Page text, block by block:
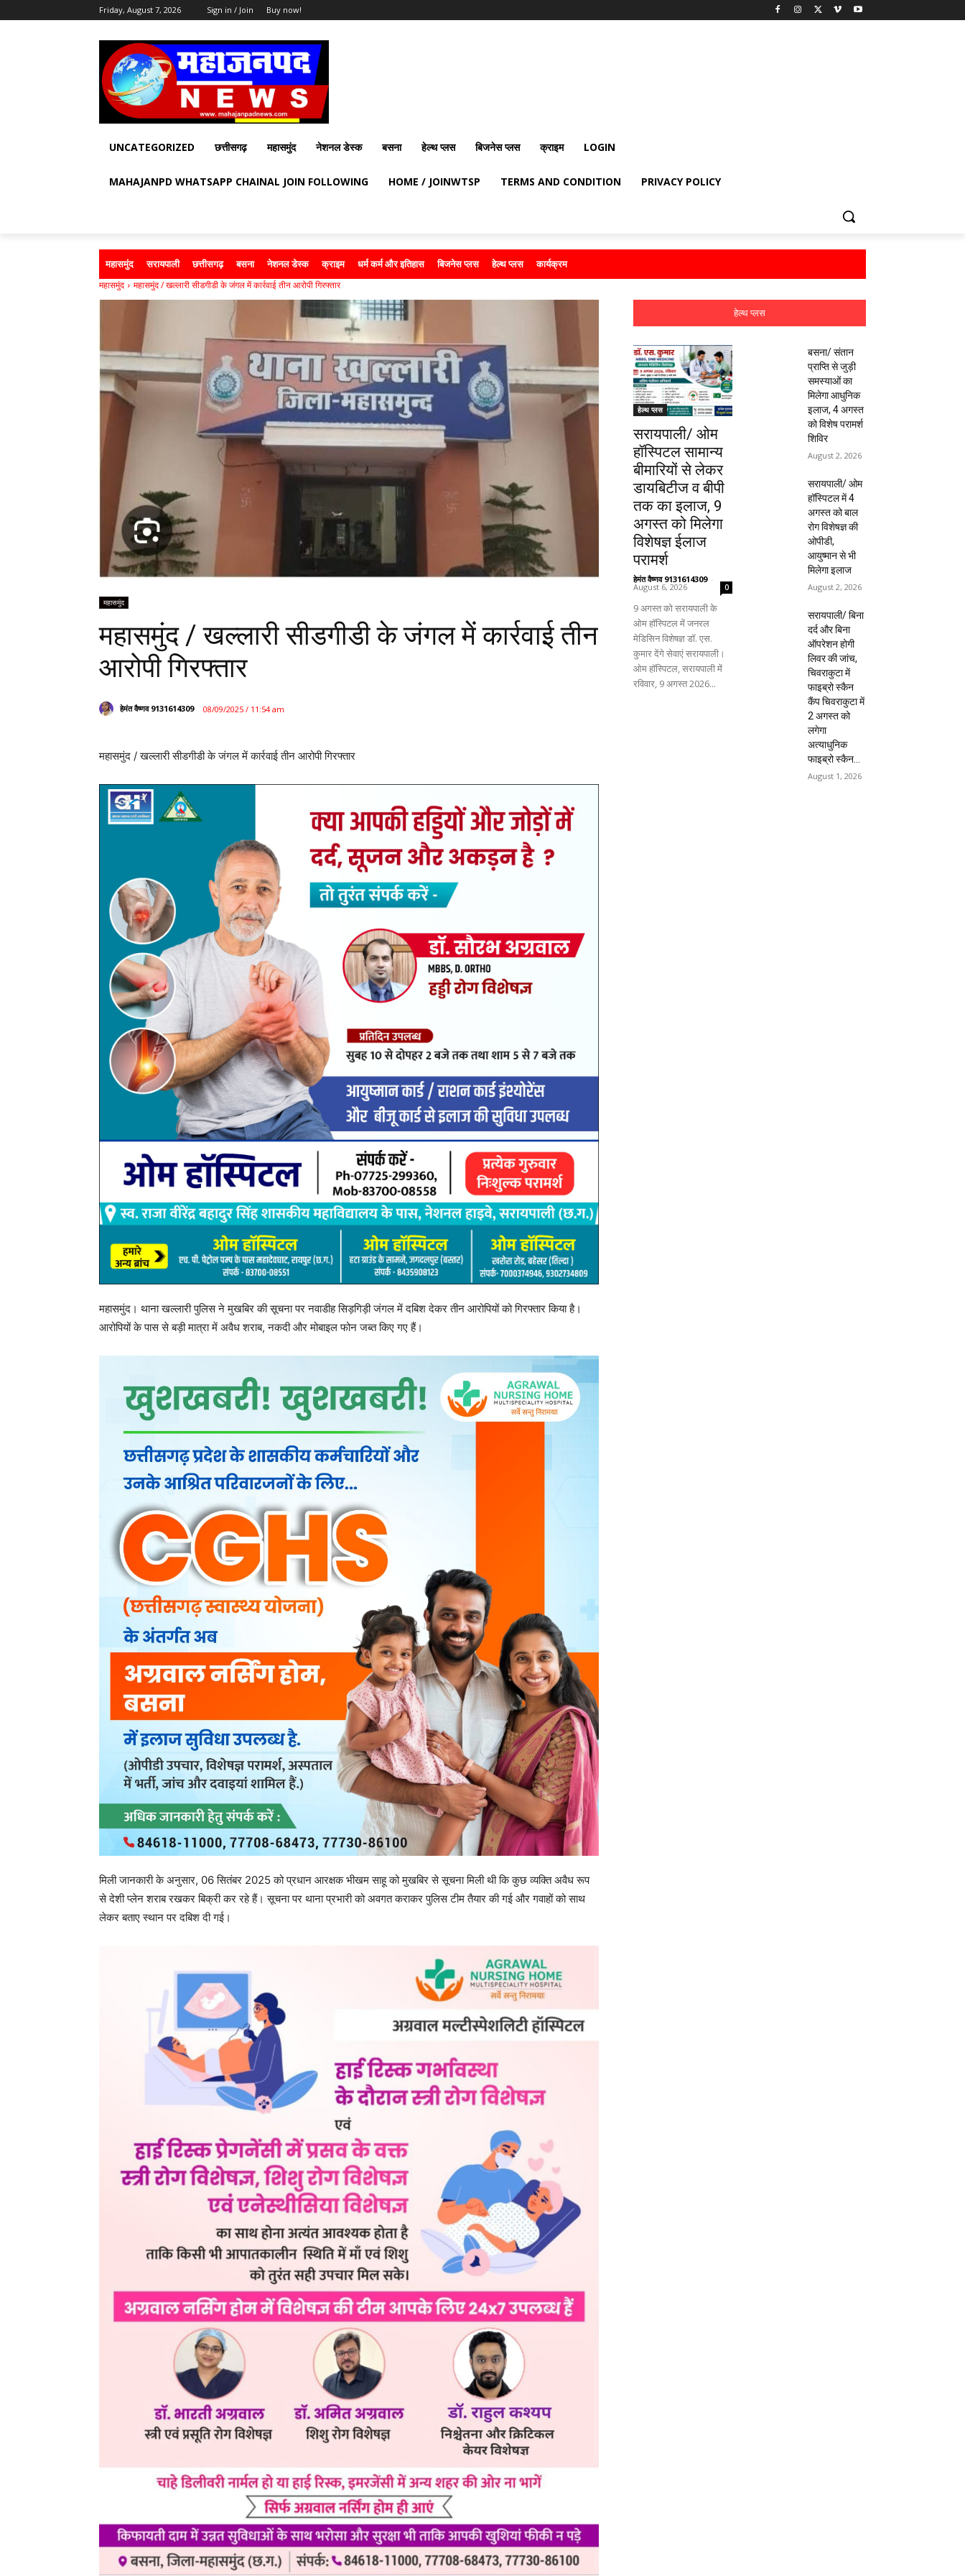
Friday, August 7, 2026 Sign in / Join Buy now!
UNCATEGORIZED छत्तीसगढ़ महासमुंद नेशनल डेस्क बसना हेल्थ प्लस बिजनेस प्लस क्राइम LOGIN
MAHAJANPD WHATSAPP CHAINAL JOIN FOLLOWING HOME / JOINWTSP TERMS AND CONDITION PRIVACY POLICY
महासमुंद सरायपाली छत्तीसगढ़ बसना नेशनल डेस्क क्राइम धर्म कर्म और इतिहास बिजनेस प्लस हेल्थ प्लस कार्यक्रम
महासमुंद महासमुंद / खल्लारी सीडगीडी के जंगल में कार्रवाई तीन आरोपी गिरफ्तार
महासमुंद
महासमुंद / खल्लारी सीडगीडी के जंगल में कार्रवाई तीन
आरोपी गिरफ्तार
हेमंत वैष्णव 9131614309 08/09/2025 / 11:54 am
महासमुंद / खल्लारी सीडगीडी के जंगल में कार्रवाई तीन आरोपी गिरफ्तार
महासमुंद। थाना खल्लारी पुलिस ने मुखबिर की सूचना पर नवाडीह सिड़गिड़ी जंगल में दबिश देकर तीन आरोपियों को गिरफ्तार किया है।
आरोपियों के पास से बड़ी मात्रा में अवैध शराब, नकदी और मोबाइल फोन जब्त किए गए हैं।
मिली जानकारी के अनुसार, 06 सितंबर 2025 को प्रधान आरक्षक भीखम साहू को मुखबिर से सूचना मिली थी कि कुछ व्यक्ति अवैध रूप
से देशी प्लेन शराब रखकर बिक्री कर रहे हैं। सूचना पर थाना प्रभारी को अवगत कराकर पुलिस टीम तैयार की गई और गवाहों को साथ
लेकर बताए स्थान पर दबिश दी गई।
रेड के दौरान मौके पर तीन व्यक्ति पकड़े गए, जिनकी पहचान इस प्रकार हुई—
1. शेख अलाउद्दीन उर्फ गुड्डा खान पिता शेख बिसरूद्दीन (उम्र 49 वर्ष)
2. शेख अजिमुद्दीन पिता शेख अलाउद्दीन (उम्र 24 वर्ष)
3. उमेश कुमार निषाद पिता त्रेतानाथ निषाद (उम्र 27 वर्ष), सभी निवासी पचेड़ा, थाना खल्लारी, जिला
महासमुंद।पुलिस ने आरोपियों के संयुक्त कब्जे से 02 प्लास्टिक बोरी में रखे 80 पौवा देशी प्लेन मदिरा (प्रत्येक शीशी 180 एमएल) कुल
14,400 एमएल, जिसकी अनुमानित कीमत 6,400 रुपए आंकी गई है, जब्त किया। इसके अलावा आरोपियों के पास से नगद 1,000 रुपए
और तीन मोबाइल फोन (वीवो, सैमसंग, मोटोरोला) कुल कीमत लगभग 30,000 रुपए भी बरामद किए गए। जब्त कुल माल की कीमत करीब
आरोपियों से जब शराब रखने संबंधी वैध लाइसेंस/दस्तावेज मांगे गए, तो वे कोई कागजात प्रस्तुत नहीं कर पाए। इस पर पुलिस ने बरामद
शराब, नकदी और मोबाइल फोन गवाहों की मौजूदगी में जब्त कर लिया। जप्तशुदा माल को सीलबंद किया गया और आरोपियों को विधिवत
पुलिस ने बताया कि आरोपियों का कृत्य धारा 34(2) आबकारी एक्ट एवं धारा 3(5) BNS के तहत अपराध की श्रेणी में आता है। तीनों
आरोपियों को मौके पर ही गिरफ्तारी का कारण बताकर गिरफ्तार किया गया और बाद में माल व आरोपियों को थाना लाकर असल नंबरी अपराध
दर्ज कर विवेचना में लिया गया।
खल्लारी पुलिस की इस कार्रवाई से अवैध शराब कारोबारियों में हड़कंप मच गया है। पुलिस का कहना है कि इस प्रकार की अवैध गतिविधियों
के खिलाफ लगातार अभियान चलाया जा रहा है और भविष्य में भी सख्त कार्यवाही जारी रहेगी।
post views96
Share
ADV.
हेल्थ प्लस
हेल्थ प्लस
सरायपाली/ ओम
हॉस्पिटल सामान्य
बीमारियों से लेकर
डायबिटीज व बीपी
तक का इलाज, 9
अगस्त को मिलेगा
विशेषज्ञ ईलाज
परामर्श
हेमंत वैष्णव 9131614309 -
August 6, 2026 0
9 अगस्त को सरायपाली के
ओम हॉस्पिटल में जनरल
मेडिसिन विशेषज्ञ डॉ. एस.
कुमार देंगे सेवाएं सरायपाली।
ओम हॉस्पिटल, सरायपाली में
रविवार, 9 अगस्त 2026...
बसना/ संतान
प्राप्ति से जुड़ी
समस्याओं का
मिलेगा आधुनिक
इलाज, 4 अगस्त
को विशेष परामर्श
शिविर
August 2, 2026
सरायपाली/ ओम
हॉस्पिटल में 4
अगस्त को बाल
रोग विशेषज्ञ की
ओपीडी,
आयुष्मान से भी
मिलेगा इलाज
August 2, 2026
सरायपाली/ बिना
दर्द और बिना
ऑपरेशन होगी
लिवर की जांच,
चिवराकुटा में
फाइब्रो स्कैन
कैंप चिवराकुटा में
2 अगस्त को
लगेगा
अत्याधुनिक
फाइब्रो स्कैन...
August 1, 2026